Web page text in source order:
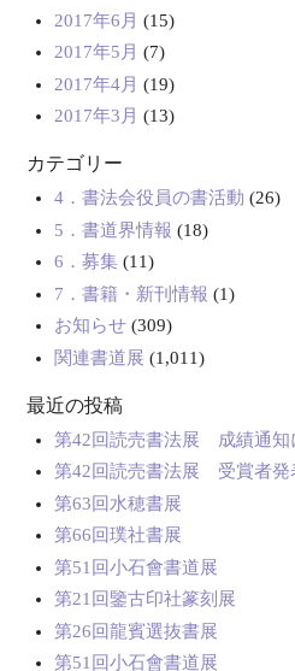
2017年6月 (15)
2017年5月 (7)
2017年4月 (19)
2017年3月 (13)
カテゴリー
4．書法会役員の書活動 (26)
5．書道界情報 (18)
6．募集(11)
7．書籍・新刊情報 (1)
お知らせ(309)
関連書道展 (1,011)
最近の投稿
第42回読売書法展 成績通知
第42回読売書法展 受賞者発
第63回水穂書展
第66回璞社書展
第51回小石會書道展
第21回鑒古印社篆刻展
第26回龍賓選抜書展
第51回小石會書道展